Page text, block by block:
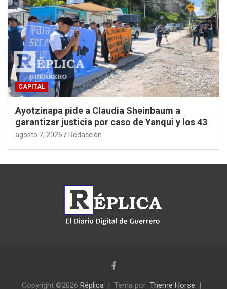
CAPITAL
Ayotzinapa pide a Claudia Sheinbaum a
garantizar justicia por caso de Yanqui y los 43
agosto 7, 2026 Redacción
Copyright ©2026 Réplica Tema por: Theme Horse